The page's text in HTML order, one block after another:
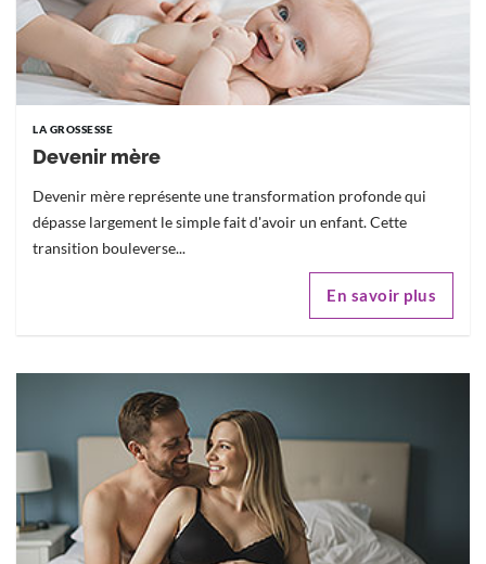
LA GROSSESSE
Devenir mère
Devenir mère représente une transformation profonde qui
dépasse largement le simple fait d'avoir un enfant. Cette
transition bouleverse...
En savoir plus